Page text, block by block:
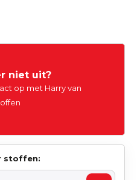
niet uit?
op met Harry van
stoffen: